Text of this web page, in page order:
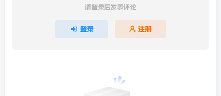
请登录后发表评论
登录 注册